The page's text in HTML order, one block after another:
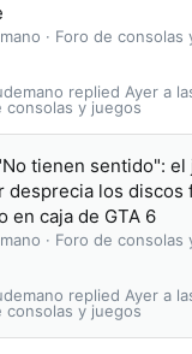
Foro de consolas
consolas y juegos
Ayer a
tienen sentido": el
desprecia los
en caja de GTA 6
Foro de consolas
consolas y juegos
Ayer a